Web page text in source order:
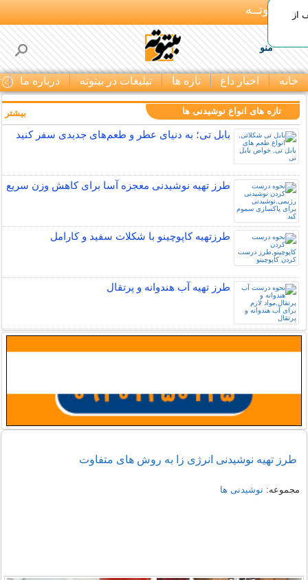
بـیتوتــه
منو
خانه اخبار داغ تازه ها تبلیغات در بیتوته درباره ما
تخفیف از
تازه های انواع نوشیدنی ها
بابل تی؛ به دنیای عطر و طعم‌های جدیدی سفر کنید
طرز تهیه نوشیدنی معجزه آسا برای کاهش وزن سریع
طرزتهیه کاپوچینو با شکلات سفید و کارامل
طرز تهیه آب هندوانه و پرتقال
بیشتر
طرز تهیه نوشیدنی انرژی زا به روش های متفاوت
مجموعه: نوشیدنی ها